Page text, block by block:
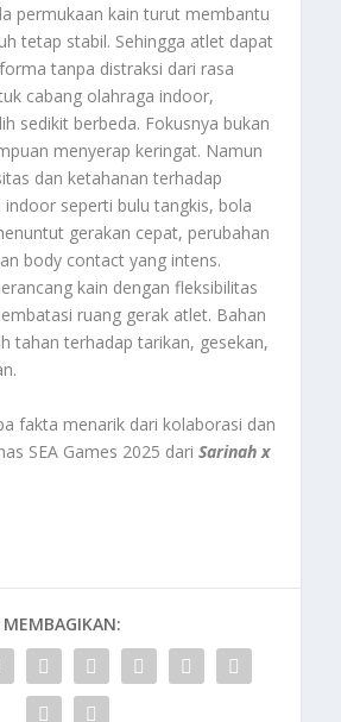
permukaan kain turut membantu
tetap stabil. Sehingga atlet dapat
tanpa distraksi dari rasa
cabang olahraga indoor,
sedikit berbeda. Fokusnya bukan
menyerap keringat. Namun
dan ketahanan terhadap
indoor seperti bulu tangkis, bola
gerakan cepat, perubahan
body contact yang intens.
kain dengan fleksibilitas
ruang gerak atlet. Bahan
tahan terhadap tarikan, gesekan,
fakta menarik dari kolaborasi dan
SEA Games 2025 dariSarinah x
MEMBAGIKAN: